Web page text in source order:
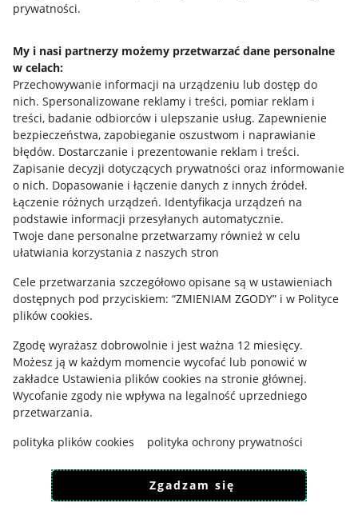
prywatności.
My i nasi partnerzy możemy przetwarzać dane personalne
w celach:
Przechowywanie informacji na urządzeniu lub dostęp do
nich. Spersonalizowane reklamy i treści, pomiar reklam i
treści, badanie odbiorców i ulepszanie usług. Zapewnienie
bezpieczeństwa, zapobieganie oszustwom i naprawianie
błędów. Dostarczanie i prezentowanie reklam i treści.
Zapisanie decyzji dotyczących prywatności oraz informowanie
o nich. Dopasowanie i łączenie danych z innych źródeł.
Łączenie różnych urządzeń. Identyfikacja urządzeń na
podstawie informacji przesyłanych automatycznie.
Twoje dane personalne przetwarzamy również w celu
ułatwiania korzystania z naszych stron
Cele przetwarzania szczegółowo opisane są w ustawieniach
dostępnych pod przyciskiem: “ZMIENIAM ZGODY” i w Polityce
plików cookies.
Zgodę wyrażasz dobrowolnie i jest ważna 12 miesięcy.
Możesz ją w każdym momencie wycofać lub ponowić w
zakładce Ustawienia plików cookies na stronie głównej.
Wycofanie zgody nie wpływa na legalność uprzedniego
przetwarzania.
polityka plików cookies
polityka ochrony prywatności
Zgadzam się
Jak to działa
Allegro Gadane dla sprzedających
Allegro Gadane dla kupujących
Mapa miejscowości
Informacje prawne
Regulamin
Polityka plików "cookies"
Ustawienia plików "cookies"
Udostępnianie lokalizacji
Informacje dla Aktu o Usługach Cyfrowych
Pobierz aplikację